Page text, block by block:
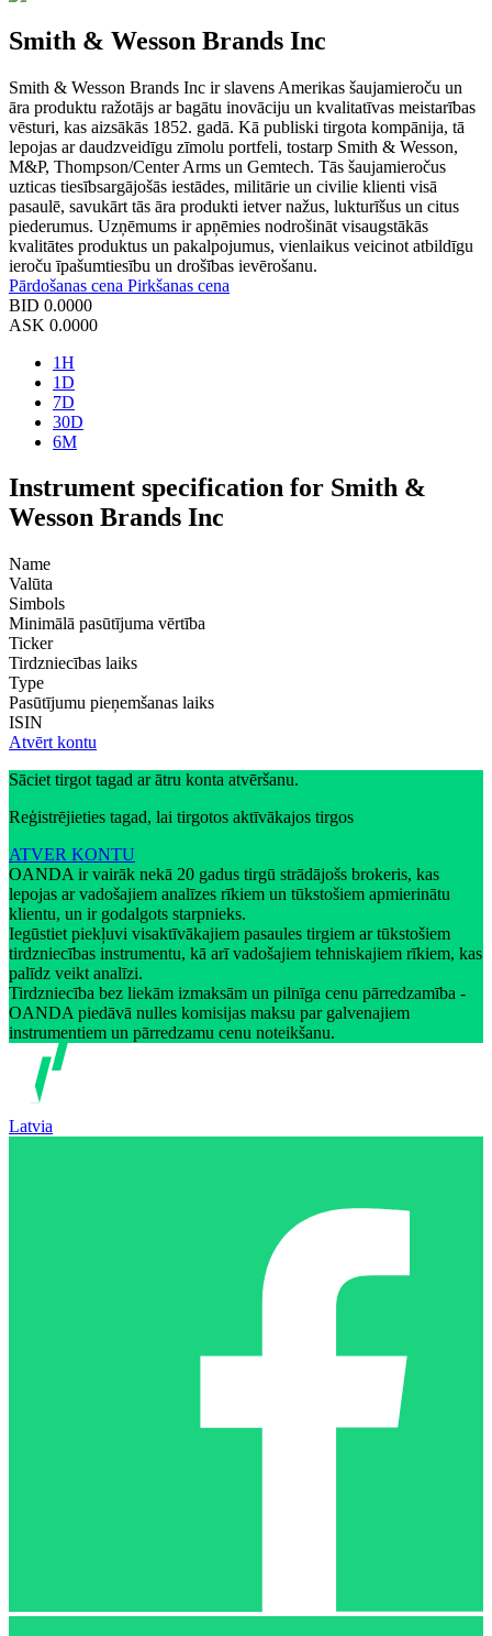
Smith & Wesson Brands Inc
Smith & Wesson Brands Inc ir slavens Amerikas šaujamieroču un
āra produktu ražotājs ar bagātu inovāciju un kvalitatīvas meistarības
vēsturi, kas aizsākās 1852. gadā. Kā publiski tirgota kompānija, tā
lepojas ar daudzveidīgu zīmolu portfeli, tostarp Smith & Wesson,
M&P, Thompson/Center Arms un Gemtech. Tās šaujamieročus
uzticas tiesībsargājošās iestādes, militārie un civilie klienti visā
pasaulē, savukārt tās āra produkti ietver nažus, lukturīšus un citus
piederumus. Uzņēmums ir apņēmies nodrošināt visaugstākās
kvalitātes produktus un pakalpojumus, vienlaikus veicinot atbildīgu
ieroču īpašumtiesību un drošības ievērošanu.
Pārdošanas cena Pirkšanas cena
BID 0.0000
ASK 0.0000
1H
1D
7D
30D
6M
Instrument specification for Smith &
Wesson Brands Inc
Name
Valūta
Simbols
Minimālā pasūtījuma vērtība
Ticker
Tirdzniecības laiks
Type
Pasūtījumu pieņemšanas laiks
ISIN
Atvērt kontu
Sāciet tirgot tagad ar ātru konta atvēršanu.
Reģistrējieties tagad, lai tirgotos aktīvākajos tirgos
ATVER KONTU
OANDA ir vairāk nekā 20 gadus tirgū strādājošs brokeris, kas
lepojas ar vadošajiem analīzes rīkiem un tūkstošiem apmierinātu
klientu, un ir godalgots starpnieks.
Iegūstiet piekļuvi visaktīvākajiem pasaules tirgiem ar tūkstošiem
tirdzniecības instrumentu, kā arī vadošajiem tehniskajiem rīkiem, kas
palīdz veikt analīzi.
Tirdzniecība bez liekām izmaksām un pilnīga cenu pārredzamība -
OANDA piedāvā nulles komisijas maksu par galvenajiem
instrumentiem un pārredzamu cenu noteikšanu.
Latvia